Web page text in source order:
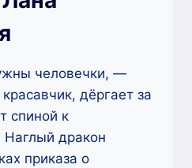
человечки, —
дёргает за
спиной к
Наглый дракон
приказа о